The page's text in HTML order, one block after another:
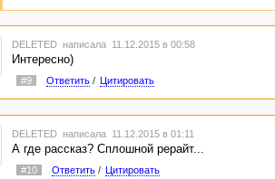
DELETED написала 11.12.2015 в 00:58
Интересно)
#9 Ответить/ Цитировать
DELETED написала 11.12.2015 в 01:11
А где рассказ? Сплошной рерайт...
#10 Ответить/ Цитировать